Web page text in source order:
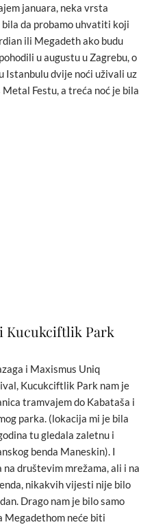
januara, neka vrsta
da probamo uhvatiti koji
ili Megadeth ako budu
u augustu u Zagrebu, o
Istanbulu dvije noći uživali uz
Festu, a treća noć je bila
Kucukciftlik Park
i Maxismus Uniq
Kucukciftlik Park nam je
tramvajem do Kabataša i
parka. (lokacija mi je bila
tu gledala zaletnu i
benda Maneskin). I
društevim mrežama, ali i na
nikakvih vijesti nije bilo
Drago nam je bilo samo
Megadethom neće biti